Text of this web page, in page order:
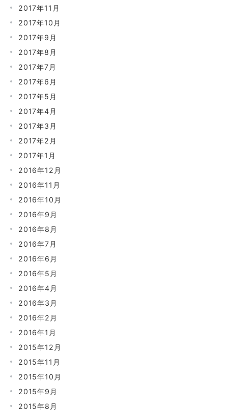
2017年11月
2017年10月
2017年9月
2017年8月
2017年7月
2017年6月
2017年5月
2017年4月
2017年3月
2017年2月
2017年1月
2016年12月
2016年11月
2016年10月
2016年9月
2016年8月
2016年7月
2016年6月
2016年5月
2016年4月
2016年3月
2016年2月
2016年1月
2015年12月
2015年11月
2015年10月
2015年9月
2015年8月